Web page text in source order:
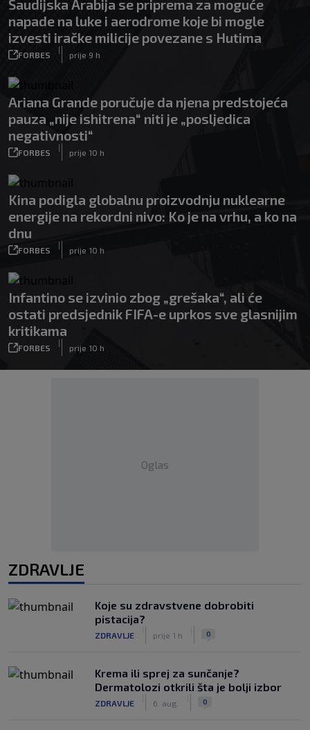
Saudijska Arabija se priprema za moguće
napade na luke i aerodrome koje bi mogle
izvesti iračke milicije povezane s Hutima
FORBES
|
prije 9 h
Ariana Grande poručuje da njena predstojeća
pauza „nije ishitrena“ niti je „posljedica
negativnosti“
FORBES
|
prije 10 h
Kina podigla globalnu proizvodnju nuklearne
energije na rekordni nivo: Ko je na vrhu, a ko na
dnu
FORBES
|
prije 10 h
Infantino se izvinio zbog „grešaka“, ali će
ostati predsjednik FIFA-e uprkos sve glasnijim
kritikama
FORBES
|
prije 10 h
Oglas
ZDRAVLJE
Koje su zdravstvene dobrobiti
pistacija?
ZDRAVLJE prije 1 h 0
Krema ili sprej za sunčanje?
Dermatolozi otkrili šta je bolji izbor
ZDRAVLJE 6. aug. 0